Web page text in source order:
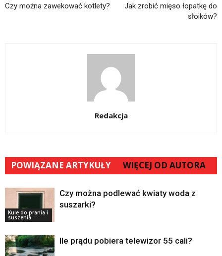
Czy można zawekować kotlety?
Jak zrobić mięso łopatkę do
słoików?
Redakcja
POWIĄZANE ARTYKUŁY WIĘCEJ OD AUTORA
Kule do prania i
suszenia
Czy można podlewać kwiaty woda z
suszarki?
Ile prądu pobiera telewizor 55 cali?